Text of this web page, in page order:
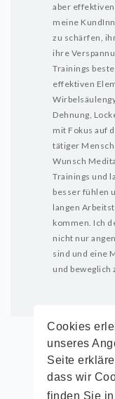
Cookies
unseres
Seite
dass wir
finden Sie
aber
meine
zu schärfen,
ihre
Trainings
effektiven
Dehnung,
mit Fokus auf
tätiger
Wunsch
Trainings und
besser fühlen
langen
kommen. Ich
nicht nur
sind und eine
und beweglich